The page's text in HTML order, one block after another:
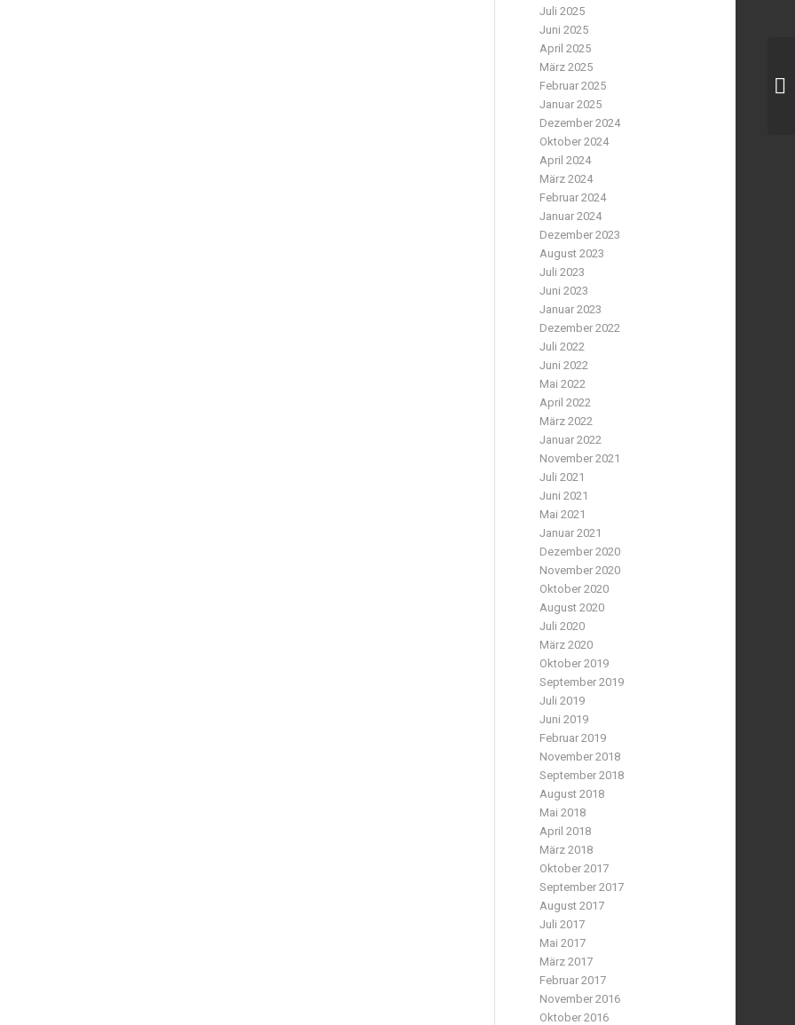
Juli 2025
Juni 2025
April 2025
März 2025
Februar 2025
Januar 2025
Dezember 2024
Oktober 2024
April 2024
März 2024
Februar 2024
Januar 2024
Dezember 2023
August 2023
Juli 2023
Juni 2023
Januar 2023
Dezember 2022
Juli 2022
Juni 2022
Mai 2022
April 2022
März 2022
Januar 2022
November 2021
Juli 2021
Juni 2021
Mai 2021
Januar 2021
Dezember 2020
November 2020
Oktober 2020
August 2020
Juli 2020
März 2020
Oktober 2019
September 2019
Juli 2019
Juni 2019
Februar 2019
November 2018
September 2018
August 2018
Mai 2018
April 2018
März 2018
Oktober 2017
September 2017
August 2017
Juli 2017
Mai 2017
März 2017
Februar 2017
November 2016
Oktober 2016